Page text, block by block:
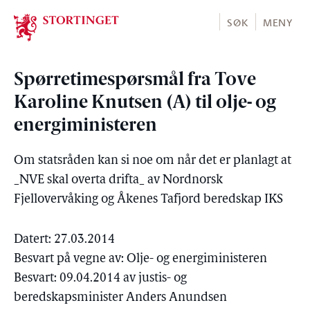
Stortinget.no
SØK MENY
Spørretimespørsmål fra Tove
Karoline Knutsen (A) til olje- og
energiministeren
Om statsråden kan si noe om når det er planlagt at
_NVE skal overta drifta_ av Nordnorsk
Fjellovervåking og Åkenes Tafjord beredskap IKS
Datert: 27.03.2014
Besvart på vegne av: Olje- og energiministeren
Besvart: 09.04.2014 av justis- og
beredskapsminister Anders Anundsen